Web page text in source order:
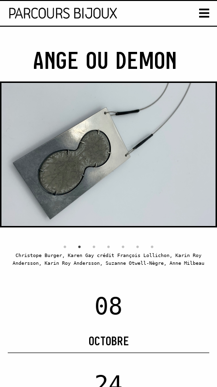
ANGE OU DEMON
Christope Burger, Karen Gay crédit François Lollichon, Karin Roy
Andersson, Karin Roy Andersson, Suzanne Otwell-Nègre, Anne Milbeau
08
OCTOBRE